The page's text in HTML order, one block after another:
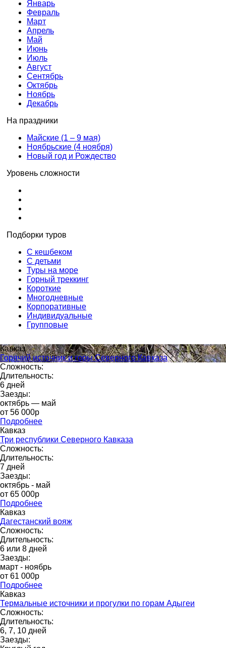
Январь
Февраль
Март
Апрель
Май
Июнь
Июль
Август
Сентябрь
Октябрь
Ноябрь
Декабрь
На праздники
Майские (1 – 9 мая)
Ноябрьские (4 ноября)
Новый год и Рождество
Уровень сложности
Подборки туров
С кешбеком
С детьми
Туры на море
Горный треккинг
Короткие
Многодневные
Корпоративные
Индивидуальные
Групповые
Кавказ
Горячий источник и горы Северного Кавказа
Сложность:
Длительность:
6 дней
Заезды:
октябрь — май
от 56 000p
Подробнее
Кавказ
Три республики Северного Кавказа
Сложность:
Длительность:
7 дней
Заезды:
октябрь - май
от 65 000p
Подробнее
Кавказ
Дагестанский вояж
Сложность:
Длительность:
6 или 8 дней
Заезды:
март - ноябрь
от 61 000p
Подробнее
Кавказ
Термальные источники и прогулки по горам Адыгеи
Сложность:
Длительность:
6, 7, 10 дней
Заезды: